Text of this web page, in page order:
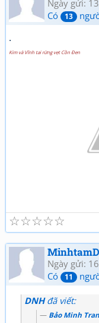
Ngày gửi:
Có
13
.
Kim và Vĩnh tai rừng vẹt Cồn Đen
☆
☆
☆
☆
☆
Ngày gửi:
Có
11
DNHđã viết:
Bảo Minh